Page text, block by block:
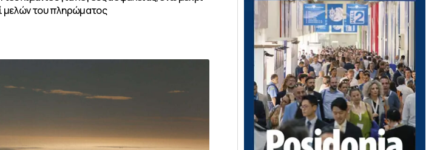
μελών του πληρώματος